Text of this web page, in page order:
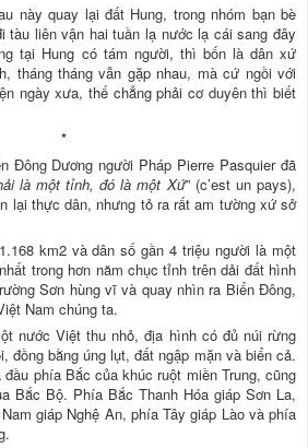
này quay lại đất Hung, trong nhóm bạn bè
tàu liên vận hai tuần lạ nước lạ cái sang đây
tại Hung có tám người, thì bốn là dân xứ
tháng tháng vẫn gặp nhau, mà cứ ngồi với
ngày xưa, thế chẳng phải cơ duyên thì biết
*
Đông Dương người Pháp Pierre Pasquier đã
là một tỉnh, đó là một Xứ” (c’est un pays),
lại thực dân, nhưng tỏ ra rất am tường xứ sở
km2 và dân số gần 4 triệu người là một
trong hơn năm chục tỉnh trên dải đất hình
Sơn hùng vĩ và quay nhìn ra Biển Đông,
Nam chúng ta.
nước Việt thu nhỏ, địa hình có đủ núi rừng
đồng bằng úng lụt, đất ngập mặn và biển cả.
phía Bắc của khúc ruột miền Trung, cũng
Bắc Bộ. Phía Bắc Thanh Hóa giáp Sơn La,
giáp Nghệ An, phía Tây giáp Lào và phía